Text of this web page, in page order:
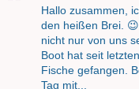
Hallo zusammen,
den heißen Brei.
nicht nur von uns
Boot hat seit
Fische gefangen.
Tag mit...